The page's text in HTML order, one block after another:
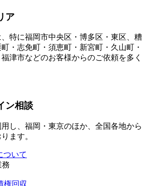
ア
特に福岡市中央区・博多区・東区、糟
・志免町・須恵町・新宮町・久山町・
津市などのお客様からのご依頼を多く
ン相談
し、福岡・東京のほか、全国各地から
ます。
ついて
務
権回収